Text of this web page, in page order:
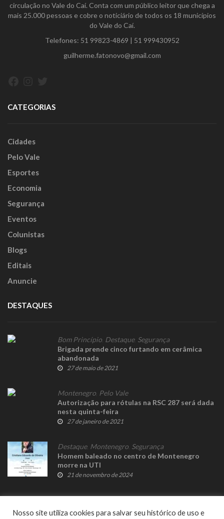
circulação no Vale do Caí. Conta com um público leitor que chega a
mais 25.000 pessoas e cobre o noticiário de todos os 18 municípios
do Vale do Caí.
Telefones: 51 99823-4869 | 51 999430952
guilherme.fatonovo@gmail.com
CATEGORIAS
Cidades
Pelo Vale
Esportes
Economia
Segurança
Eventos
Colunistas
Blogs
Editais
Anuncie
DESTAQUES
Bom Princípio Destaque, Segurança
Brigada prende cinco furtando em cerâmica
abandonada
27 de maio de 2021
Montenegro Pelo Vale
Autorização para rótulas na RSC 287 será dada
nesta quinta-feira
27 de janeiro de 2021
Destaque, Montenegro Segurança
Homem baleado no centro de Montenegro
morre na UTI
21 de novembro de 2024
Nosso site utiliza cookies para salvar seu histórico de uso e